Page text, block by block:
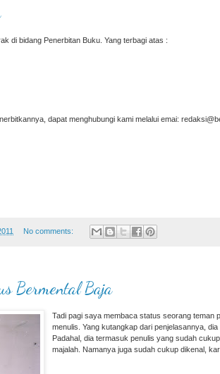
di bidang Penerbitan Buku. Yang terbagi atas :
dapat menghubungi kami melalui emai:
No comments:
Bermental Baja
Tadi pagi saya membaca status seorang teman
menulis. Yang kutangkap dari penjelasannya,
Padahal, dia termasuk penulis yang sudah
majalah. Namanya juga sudah cukup dikenal,